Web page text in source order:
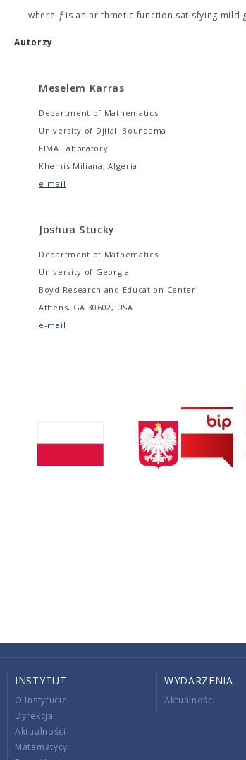
where fis an arithmetic function satisfying mild
Autorzy
Meselem Karras
Department of Mathematics
University of Djilali Bounaama
FIMA Laboratory
Khemis Miliana, Algeria
e-mail
Joshua Stucky
Department of Mathematics
University of Georgia
Boyd Research and Education Center
Athens, GA 30602, USA
e-mail
INSTYTUT
O Instytucie
Dyrekcja
Aktualności
Matematycy
WYDARZENIA
Aktualności